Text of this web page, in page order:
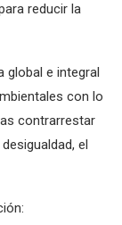
reducir la
global e integral
con lo
contrarrestar
el